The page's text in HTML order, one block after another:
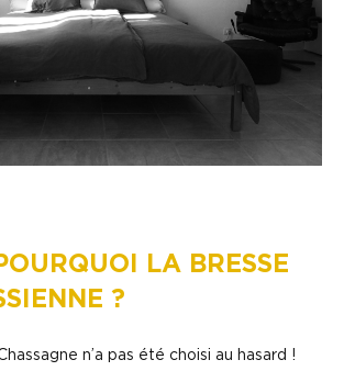
LA BRESSE
?
n’a pas été choisi au hasard !